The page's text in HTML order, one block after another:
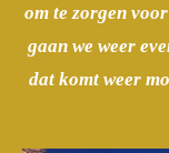
om te zorgen
gaan we weer
dat komt weer